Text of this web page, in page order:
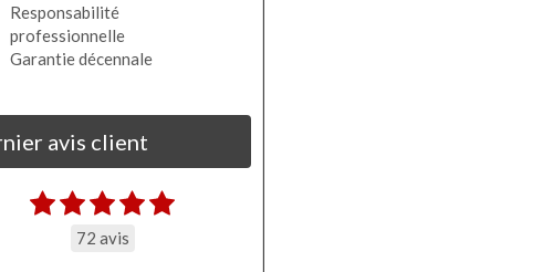
Responsabilité
professionnelle
Garantie décennale
avis client
72 avis